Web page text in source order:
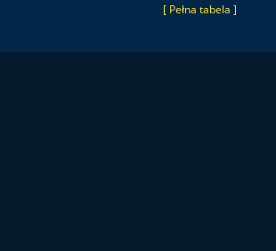
[ Pełna tabela ]